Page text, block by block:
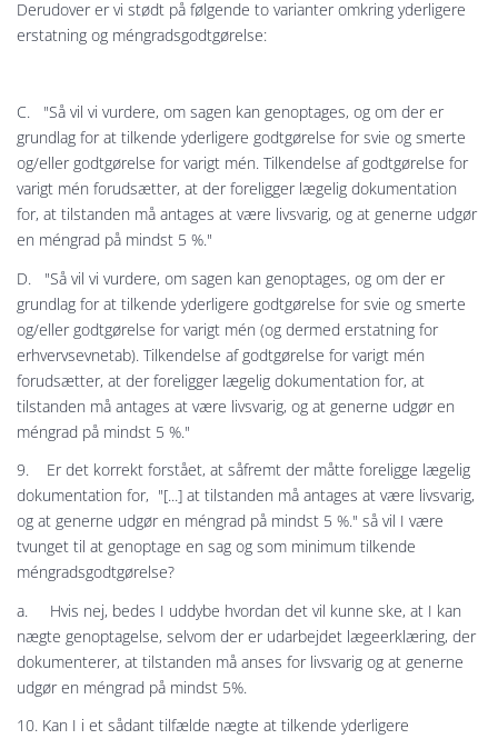
Derudover er vi stødt på følgende to varianter omkring yderligere
erstatning og méngradsgodtgørelse:
C. "Så vil vi vurdere, om sagen kan genoptages, og om der er
grundlag for at tilkende yderligere godtgørelse for svie og smerte
og/eller godtgørelse for varigt mén. Tilkendelse af godtgørelse for
varigt mén forudsætter, at der foreligger lægelig dokumentation
for, at tilstanden må antages at være livsvarig, og at generne udgør
en méngrad på mindst 5 %."
D. "Så vil vi vurdere, om sagen kan genoptages, og om der er
grundlag for at tilkende yderligere godtgørelse for svie og smerte
og/eller godtgørelse for varigt mén (og dermed erstatning for
erhvervsevnetab). Tilkendelse af godtgørelse for varigt mén
forudsætter, at der foreligger lægelig dokumentation for, at
tilstanden må antages at være livsvarig, og at generne udgør en
méngrad på mindst 5 %."
9. Er det korrekt forstået, at såfremt der måtte foreligge lægelig
dokumentation for, "[...] at tilstanden må antages at være livsvarig,
og at generne udgør en méngrad på mindst 5 %." så vil I være
tvunget til at genoptage en sag og som minimum tilkende
méngradsgodtgørelse?
a. Hvis nej, bedes I uddybe hvordan det vil kunne ske, at I kan
nægte genoptagelse, selvom der er udarbejdet lægeerklæring, der
dokumenterer, at tilstanden må anses for livsvarig og at generne
udgør en méngrad på mindst 5%.
10. Kan I i et sådant tilfælde nægte at tilkende yderligere